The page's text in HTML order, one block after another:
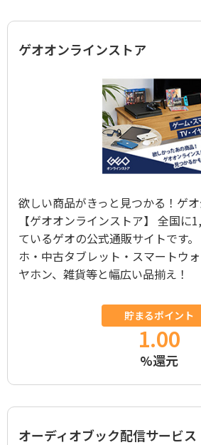
ゲオオンラインストア
欲しい商品がきっと見つかる！ゲ
【ゲオオンラインストア】 全国に
ているゲオの公式通販サイトです
ホ・中古タブレット・スマートウ
ヤホン、雑貨等と幅広い品揃え！
貯まるポイント
1.00
%還元
オーディオブック配信サービス